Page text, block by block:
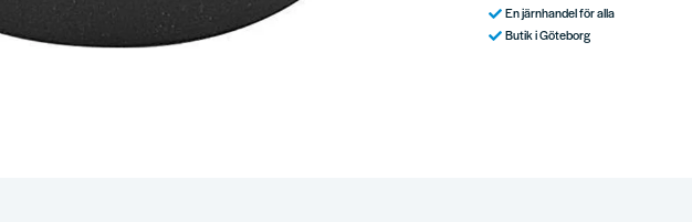
En järnhandel för alla
Butik i Göteborg